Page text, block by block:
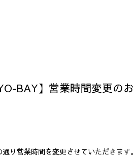
BAY】営業時間変更の
り営業時間を変更させていただきます。